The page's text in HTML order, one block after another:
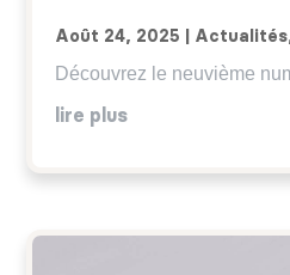
Août 24, 2025 Actualités
Découvrez le neuvième
lire plus